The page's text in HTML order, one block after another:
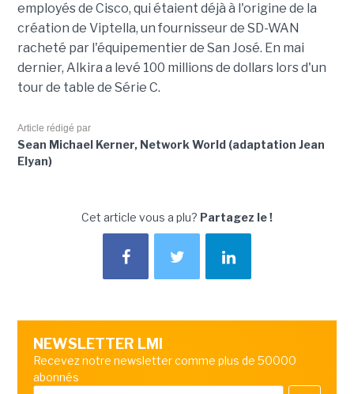
employés de Cisco, qui étaient déjà à l'origine de la
création de Viptella, un fournisseur de SD-WAN
racheté par l'équipementier de San José. En mai
dernier, Alkira a levé 100 millions de dollars lors d'un
tour de table de Série C.
Article rédigé par
Sean Michael Kerner, Network World (adaptation Jean
Elyan)
Cet article vous a plu? Partagez le !
NEWSLETTER LMI
Recevez notre newsletter comme plus de 50000
abonnés